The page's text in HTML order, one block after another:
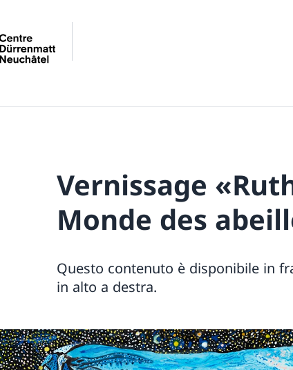
Vernissage
Monde des
Questo contenuto è disponibile in
in alto a destra.